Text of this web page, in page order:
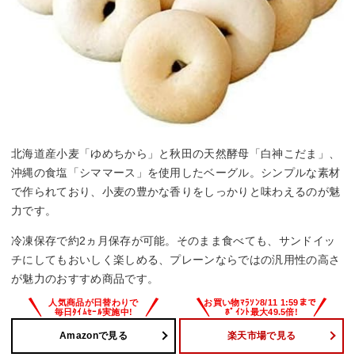
北海道産小麦「ゆめちから」と秋田の天然酵母「白神こだま」、
沖縄の食塩「シママース」を使用したベーグル。シンプルな素材
で作られており、小麦の豊かな香りをしっかりと味わえるのが魅
力です。
冷凍保存で約2ヵ月保存が可能。そのまま食べても、サンドイッ
チにしてもおいしく楽しめる、プレーンならではの汎用性の高さ
が魅力のおすすめ商品です。
Amazonで見る 楽天市場で見る